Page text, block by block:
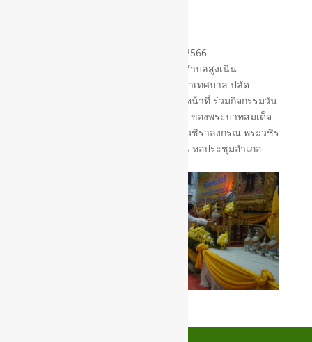
วันที่ 28 กรกฎาคม 2566
นายณัฐกาล สุวรรณ นายกเทศมนตรีตำบลสูงเนิน
เลขานุการนายกเทศมนตรี สมาชิกสภาเทศบาล ปลัด
เทศบาล หัวหน้าส่วนราชการและเจ้าหน้าที่ ร่วมกิจกรรมวัน
เฉลิมพระชนมพรรษา ครบ 71 พรรษา ของพระบาทสมเด็จ
พระปรเมนทรรามาธิบดีศรีสินทรมหาวชิราลงกรณ พระวชิร
เกล้าเจ้าอยู่หัว ในหลวงรัชกาลที่ 10 ณ หอประชุมอำเภอ